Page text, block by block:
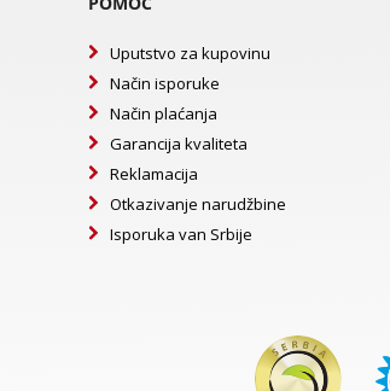
Uputstvo za kupovinu
Način isporuke
Način plaćanja
Garancija kvaliteta
Reklamacija
Otkazivanje narudžbine
Isporuka van Srbije